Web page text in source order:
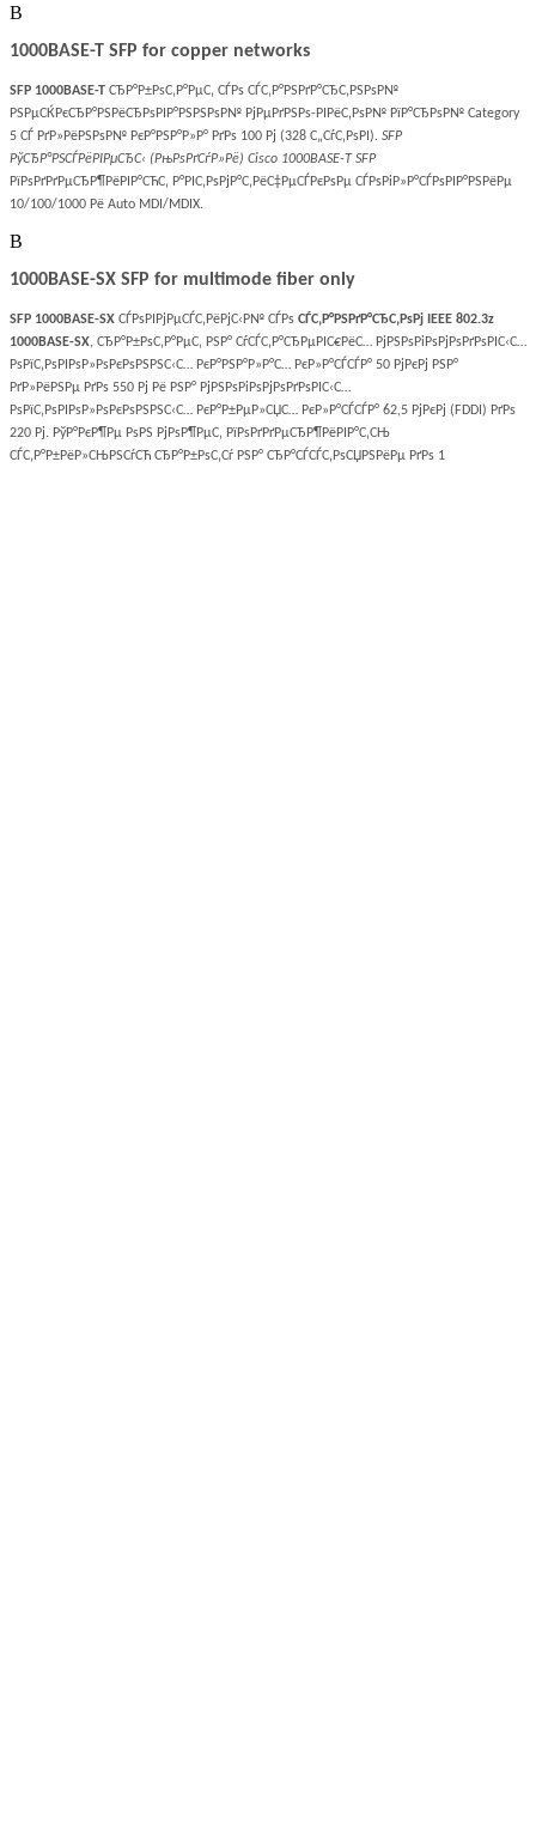
В
1000BASE-T SFP for copper networks
SFP 1000BASE-T СЂР°Р±РѕС‚Р°РµС‚ СЃРѕ СЃС‚Р°РЅРґР°СЂС‚РЅРѕР№
РЅРµСЌРєСЂР°РЅРёСЂРѕРІР°РЅРЅРѕР№ РјРµРґРЅРѕ-РІРёС‚РѕР№ РїР°СЂРѕР№ Category
5 СЃ РґР»РёРЅРѕР№ РєР°РЅР°Р»Р° РґРѕ 100 Рј (328 С„СѓС‚РѕРІ). SFP
РўСЂР°РЅСЃРёРІРµСЂС‹ (РњРѕРґСѓР»Рё) Cisco 1000BASE-T SFP
РїРѕРґРґРµСЂР¶РёРІР°СЋС‚ Р°РІС‚РѕРјР°С‚РёС‡РµСЃРєРѕРµ СЃРѕРіР»Р°СЃРѕРІР°РЅРёРµ
10/100/1000 Рё Auto MDI/MDIX.
В
1000BASE-SX SFP for multimode fiber only
SFP 1000BASE-SX СЃРѕРІРјРµСЃС‚РёРјС‹Р№ СЃРѕ СЃС‚Р°РЅРґР°СЂС‚РѕРј IEEE 802.3z
1000BASE-SX, СЂР°Р±РѕС‚Р°РµС‚ РЅР° СѓСЃС‚Р°СЂРµРІС€РёС… РјРЅРѕРіРѕРјРѕРґРѕРІС‹С…
РѕРїС‚РѕРІРѕР»РѕРєРѕРЅРЅС‹С… РєР°РЅР°Р»Р°С… РєР»Р°СЃСЃР° 50 РјРєРј РЅР°
РґР»РёРЅРµ РґРѕ 550 Рј Рё РЅР° РјРЅРѕРіРѕРјРѕРґРѕРІС‹С…
РѕРїС‚РѕРІРѕР»РѕРєРѕРЅРЅС‹С… РєР°Р±РµР»СЏС… РєР»Р°СЃСЃР° 62,5 РјРєРј (FDDI) РґРѕ
220 Рј. РўР°РєР¶Рµ РѕРЅ РјРѕР¶РµС‚ РїРѕРґРґРµСЂР¶РёРІР°С‚СЊ
СЃС‚Р°Р±РёР»СЊРЅСѓСЋ СЂР°Р±РѕС‚Сѓ РЅР° СЂР°СЃСЃС‚РѕСЏРЅРёРµ РґРѕ 1